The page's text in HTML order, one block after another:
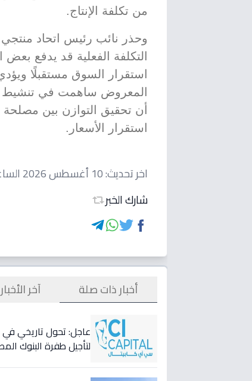
من تكلفة الإنتاج.
وحذر نائب رئيس اتحاد
التكلفة الفعلية قد يدفع
استقرار السوق مستقبلًا
المعروض ساهمت في تنشيط
أن تحقيق التوازن بين
استقرار الأسعار.
اخر تحديث:10 أغسطس 2026 الساعة 06:14 صباحاً
شارك الخبر
أخبار ذات صلة آخر الأخبار
لتأجيل طفرة البنوك